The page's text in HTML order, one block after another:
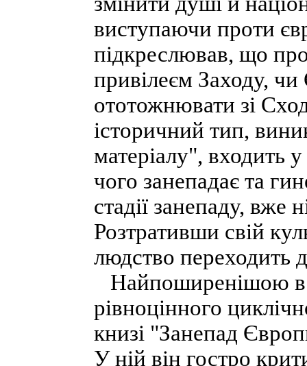
виступаючи проти
підкреслював, що
привілеєм Заходу,
ототожнювати зі
історичний тип,
матеріалу", входить у
чого занепадає та
стадії занепаду, вже
Розтративши свій
людство переходить
Найпоширенішою в
рівноцінного
книзі "Занепад
У ній він гостро